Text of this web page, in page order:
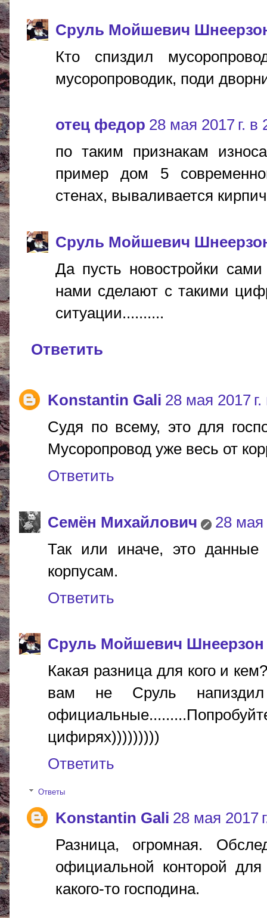
Сруль Мойшевич
Кто спиздил
мусоропроводик, поди
отец федор 28 мая 2017 г. в
по таким признакам
пример дом 5
стенах, вываливается
Сруль Мойшевич
Да пусть новостройки
нами сделают с такими
ситуации..........
Ответить
Konstantin Gali 28 мая 2017
Судя по всему, это для
Мусоропровод уже весь от
Ответить
Cемён Михайлович
28 мая
Так или иначе, это
корпусам.
Ответить
Сруль Мойшевич Шнеерзон
Какая разница для кого и
вам не Сруль
цифирях)))))))))
Ответить
Ответы
Konstantin Gali 28 мая 2017
Разница, огромная.
официальной конторой
какого-то господина.